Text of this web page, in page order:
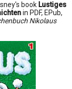
book Lustiges
in PDF, EPub,
Nikolaus